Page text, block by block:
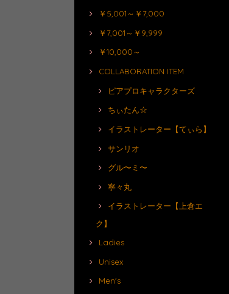
￥5,001～￥7,000
￥7,001～￥9,999
￥10,000～
COLLABORATION ITEM
ピアプロキャラクターズ
ちぃたん☆
イラストレーター【てぃら】
サンリオ
グル〜ミ〜
寧々丸
イラストレーター【上倉エ
ク】
Ladies
Unisex
Men's